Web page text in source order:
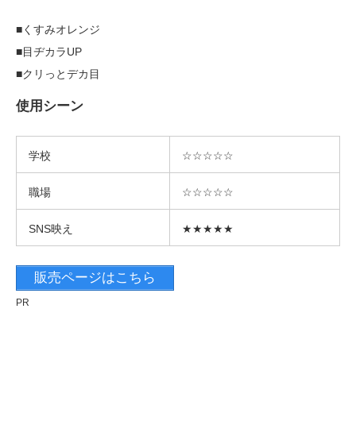
■くすみオレンジ
■目ヂカラUP
■クリっとデカ目
使用シーン
学校 ☆☆☆☆☆
職場 ☆☆☆☆☆
SNS映え ★★★★★
販売ページはこちら
PR